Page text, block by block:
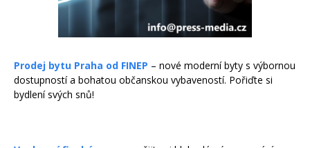
Prodej bytu Praha od FINEP – nové moderní byty s výbornou
dostupností a bohatou občanskou vybaveností. Pořiďte si
bydlení svých snů!